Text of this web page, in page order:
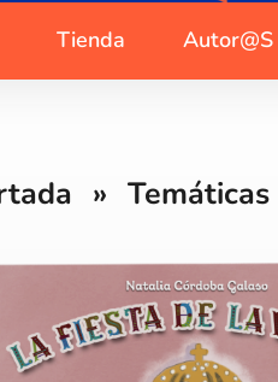
Tienda Autor@s
» Temáticas